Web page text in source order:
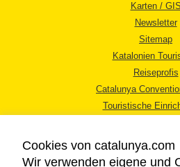
Karten / GIS
Newsletter
Sitemap
Katalonien
Reiseprofis
Catalunya
Touristische
Cookies von catalunya.com
Wir verwenden eigene und